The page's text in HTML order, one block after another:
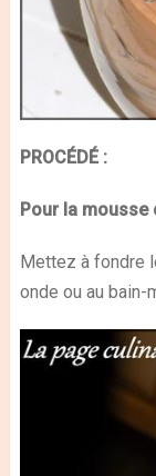
PROCÉDÉ :
Pour la mousse
Mettez à fondre
onde ou au bain-